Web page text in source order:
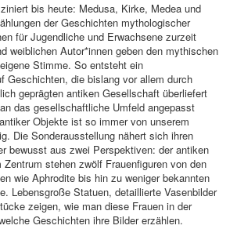
bis heute: Medusa, Kirke, Medea und
der Geschichten mythologischer
für Jugendliche und Erwachsene zurzeit
weiblichen Autor*innen geben den mythischen
Stimme. So entsteht ein
Geschichten, die bislang vor allem durch
geprägten antiken Gesellschaft überliefert
das gesellschaftliche Umfeld angepasst
Objekte ist so immer von unserem
Die Sonderausstellung nähert sich ihren
bewusst aus zwei Perspektiven: der antiken
Zentrum stehen zwölf Frauenfiguren von den
wie Aphrodite bis hin zu weniger bekannten
Lebensgroße Statuen, detaillierte Vasenbilder
zeigen, wie man diese Frauen in der
Geschichten ihre Bilder erzählen.